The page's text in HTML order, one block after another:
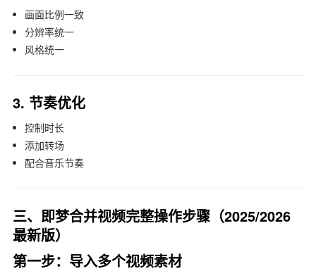
画面比例一致
分辨率统一
风格统一
3. 节奏优化
控制时长
添加转场
配合音乐节奏
三、即梦合并视频完整操作步骤（2025/2026
最新版）
第一步：导入多个视频素材